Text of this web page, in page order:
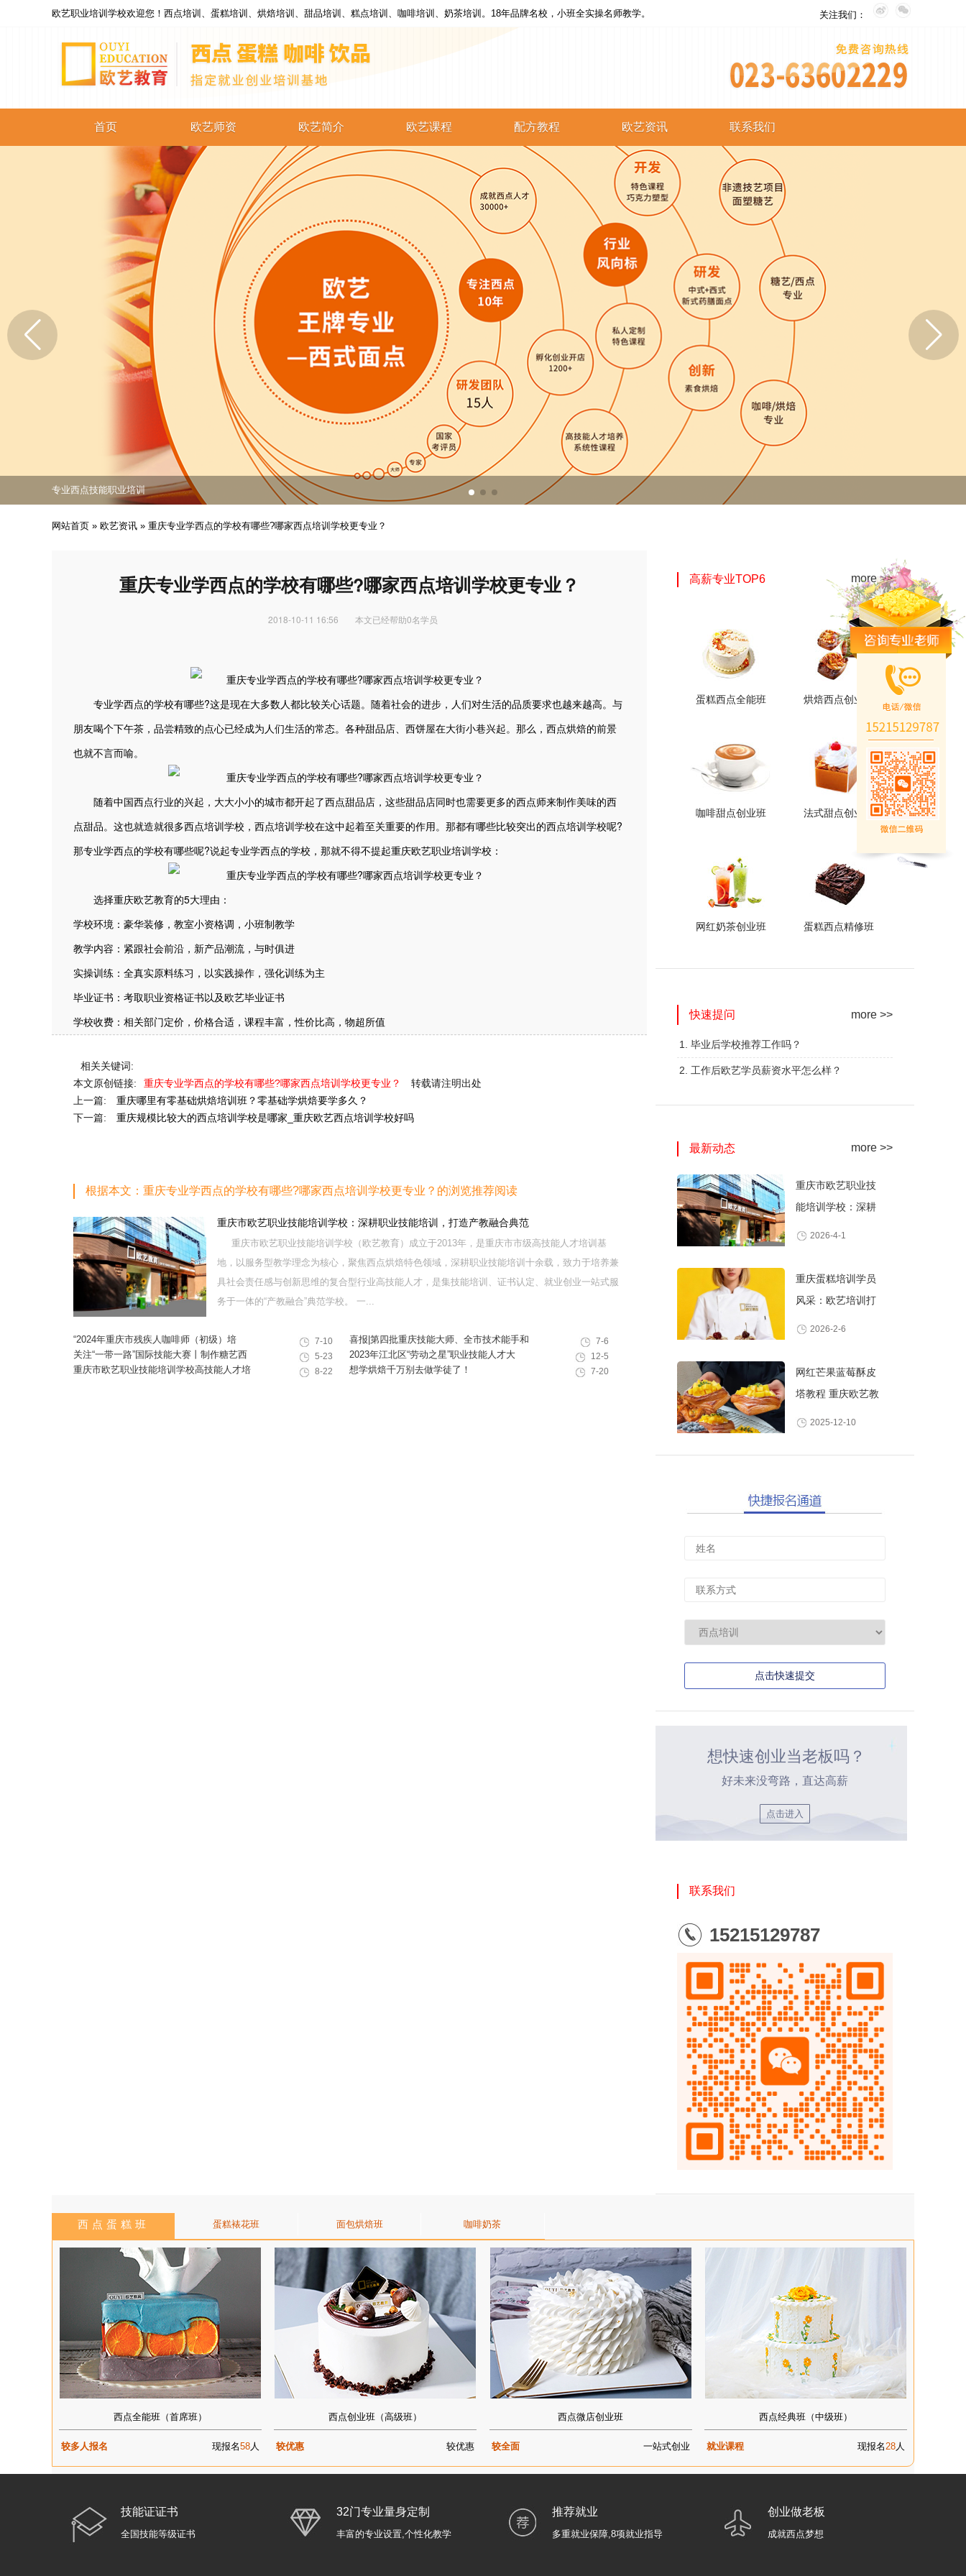
欧艺职业培训学校欢迎您！西点培训、蛋糕培训、烘焙培训、甜品培训、糕点培训、咖啡培训、奶茶培训。18年品牌名校，小班全实操名师教学。 关注我们：
首页 欧艺师资 欧艺简介 欧艺课程
西点培训
蛋糕培训
咖啡培训
奶茶培训
饮品培训
调酒培训
配方教程
西点配方
蛋糕配方
烘焙配方
咖啡配方
奶茶配方
饮品配方
调酒配方
欧艺资讯 联系我们
免费课程活动出炉
专业西点技能职业培训
培养众多西点技能人才
免费课程活动出炉
专业西点技能职业培训
网站首页 » 欧艺资讯 » 重庆专业学西点的学校有哪些?哪家西点培训学校更专业？
重庆专业学西点的学校有哪些?哪家西点培训学校更专业？
2018-10-11 16:56 本文已经帮助0名学员
专业学西点的学校有哪些?这是现在大多数人都比较关心话题。随着社会的进步，人们对生活的品质要求也越来越高。与
朋友喝个下午茶，品尝精致的点心已经成为人们生活的常态。各种甜品店、西饼屋在大街小巷兴起。那么，西点烘焙的前景
也就不言而喻。
随着中国西点行业的兴起，大大小小的城市都开起了西点甜品店，这些甜品店同时也需要更多的西点师来制作美味的西
点甜品。这也就造就很多西点培训学校，西点培训学校在这中起着至关重要的作用。那都有哪些比较突出的西点培训学校呢?
那专业学西点的学校有哪些呢?说起专业学西点的学校，那就不得不提起重庆欧艺职业培训学校：
选择重庆欧艺教育的5大理由：
学校环境：豪华装修，教室小资格调，小班制教学
教学内容：紧跟社会前沿，新产品潮流，与时俱进
实操训练：全真实原料练习，以实践操作，强化训练为主
毕业证书：考取职业资格证书以及欧艺毕业证书
学校收费：相关部门定价，价格合适，课程丰富，性价比高，物超所值
相关关键词:
本文原创链接:
重庆专业学西点的学校有哪些?哪家西点培训学校更专业？
转载请注明出处
上一篇:
重庆哪里有零基础烘焙培训班？零基础学烘焙要学多久？
下一篇:
重庆规模比较大的西点培训学校是哪家_重庆欧艺西点培训学校好吗
根据本文：重庆专业学西点的学校有哪些?哪家西点培训学校更专业？的浏览推荐阅读
重庆市欧艺职业技能培训学校：深耕职业技能培训，打造产教融合典范
重庆市欧艺职业技能培训学校（欧艺教育）成立于2013年，是重庆市市级高技能人才培训基
地，以服务型教学理念为核心，聚焦西点烘焙特色领域，深耕职业技能培训十余载，致力于培养兼
具社会责任感与创新思维的复合型行业高技能人才，是集技能培训、证书认定、就业创业一站式服
务于一体的“产教融合”典范学校。 一...
“2024年重庆市残疾人咖啡师（初级）培
训”职业技能提升计划活动
7-10
喜报|第四批重庆技能大师、全市技术能手和
巴渝青年技能之星名单出炉，重庆欧艺职业
技能培训学校技能人才榜上有名！
7-6
关注“一带一路”国际技能大赛丨制作糖艺西
点，看手艺更考验审美
5-23
2023年江北区“劳动之星”职业技能人才大
赛，我校选手荣获互联网营销师第一名
12-5
重庆市欧艺职业技能培训学校高技能人才培
8-22 想学烘焙千万别去做学徒了！ 7-20
高薪专业TOP6 more >>
蛋糕西点全能班
蛋糕西点全能班
火爆的专业
烘焙西点创业班
烘焙西点创业班
火爆的专业
咖啡甜点创业班
咖啡甜点创业班
火爆的专业
法式甜点创业班
法式甜点创业班
火爆的专业
网红奶茶创业班
火爆的专业
蛋糕西点精修班
火爆的专业
快速提问 more >>
1. 毕业后学校推荐工作吗？
2. 工作后欧艺学员薪资水平怎么样？
最新动态 more >>
重庆市欧艺职业技
能培训学校：深耕
2026-4-1
重庆蛋糕培训学员
风采：欧艺培训打
2026-2-6
网红芒果蓝莓酥皮
塔教程 重庆欧艺教
2025-12-10
点击快速提交
想快速创业当老板吗？
好未来没弯路，直达高薪
点击进入
联系我们
15215129787
西点蛋糕班 蛋糕裱花班 面包烘焙班 咖啡奶茶
西点全能班（首席班）
较多人报名 现报名58人
西点创业班（高级班）
较优惠 较优惠
西点微店创业班
较全面 一站式创业
西点经典班（中级班）
就业课程 现报名28人
技能证证书
全国技能等级证书
32门专业量身定制
丰富的专业设置,个性化教学
推荐就业
多重就业保障,8项就业指导
创业做老板
成就西点梦想